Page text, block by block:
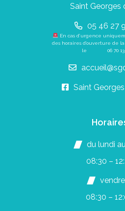
Saint Georges
05 46 27
En cas d’urgence
des horaires d’ouverture de
le 06 70
Saint
du lundi
08:30 –
08:30 –